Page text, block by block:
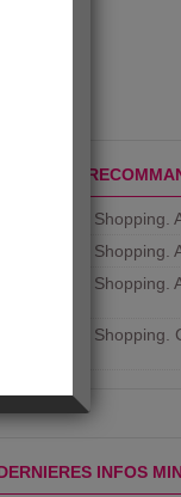
PRODUITS
Aujourdhui
Aujourdhui Shopping.
Aujourdhui
Aujourdhui
INFOS